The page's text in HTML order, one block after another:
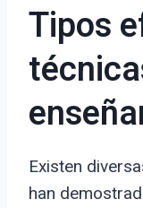
Tipos
Existen
han